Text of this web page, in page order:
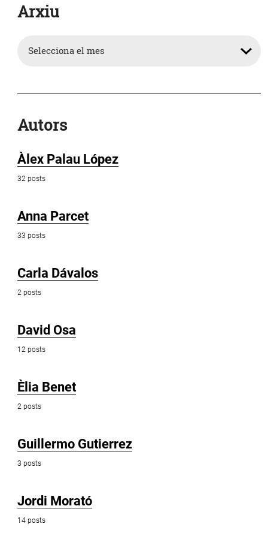
Arxiu
Autors
Àlex Palau López
32 posts
Anna Parcet
33 posts
Carla Dávalos
2 posts
David Osa
12 posts
Èlia Benet
2 posts
Guillermo Gutierrez
3 posts
Jordi Morató
14 posts